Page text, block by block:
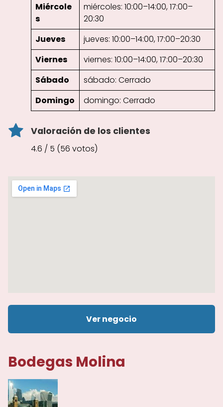
Miércole
s
miércoles: 10:00–14:00, 17:00–
20:30
Jueves
jueves: 10:00–14:00, 17:00–20:30
Viernes
viernes: 10:00–14:00, 17:00–20:30
Sábado
sábado: Cerrado
Domingo
domingo: Cerrado
Valoración de los clientes
4.6 / 5 (56 votos)
Ver negocio
Bodegas Molina